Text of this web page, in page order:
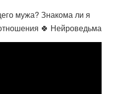
мужа? Знакома ли я
🍀 Нейроведьма